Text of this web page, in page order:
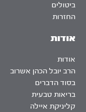
אודות
אודות
הרב יובל הכהן אשרוב
בסוד הדברים
בריאות טבעית
קליניקת איילה
ביטולים
החזרות